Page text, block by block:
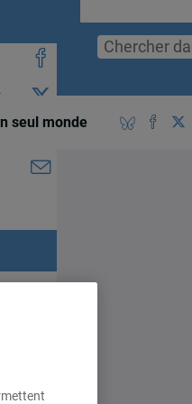
seul monde